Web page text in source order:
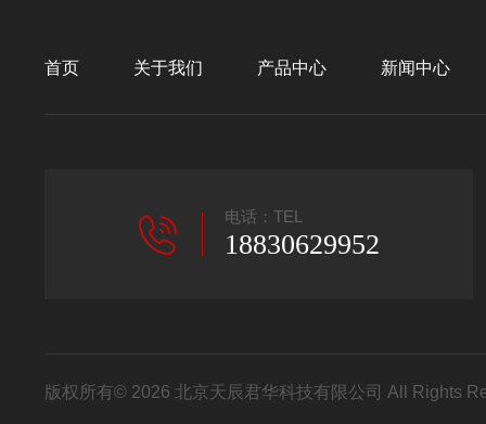
首页 关于我们 产品中心 新闻中心
电话：TEL
18830629952
版权所有© 2026 北京天辰君华科技有限公司 All Rights